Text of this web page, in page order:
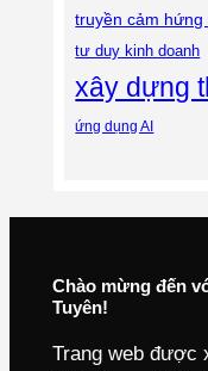
truyền cảm hứng
tư duy kinh doanh
xây dựng
ứng dụng AI
Chào mừng đến
Tuyên!
Trang web được